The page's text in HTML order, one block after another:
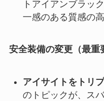
トアイアンブラッ
一感のある質感の
安全装備の変更（最重
アイサイトをトリ
のトピックが、ス